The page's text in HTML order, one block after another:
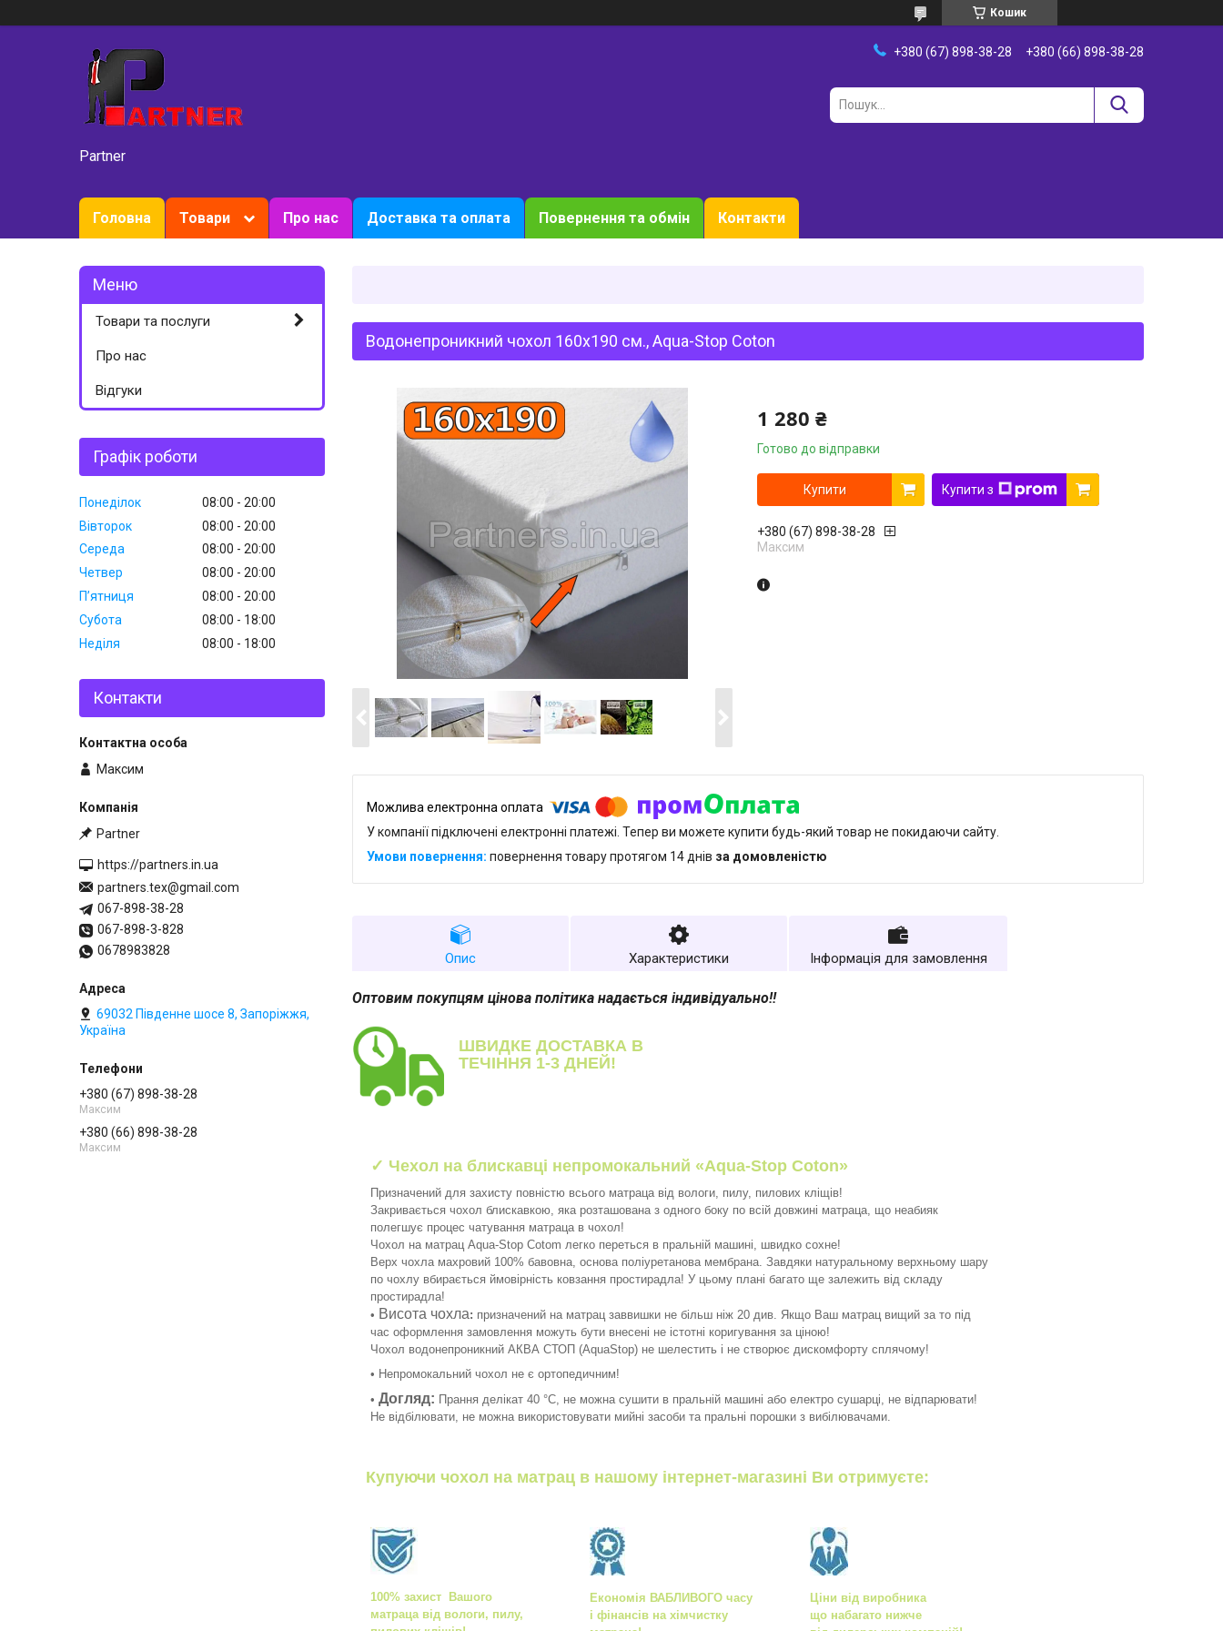
Кошик
Partner
+380 (67) 898-38-28 +380 (66) 898-38-28
Головна Товари Про нас Доставка та оплата Повернення та обмін Контакти
Водонепроникний чохол 160х190 см., Aqua-Stop Coton
1 280 ₴
Готово до відправки
Купити Купити з
+380 (67) 898-38-28
Максим
У компанії підключені електронні платежі. Тепер ви можете купити будь-який товар не покидаючи сайту.
повернення товару протягом 14 днів за домовленістю
Опис Характеристики Інформація для замовлення
Оптовим покупцям цінова політика надається індивідуально!!
ШВИДКЕ ДОСТАВКА В
ТЕЧІННЯ 1-3 ДНЕЙ!
✓ Чехол на блискавці непромокальний «Aqua-Stop Coton»
Призначений для захисту повністю всього матраца від вологи, пилу, пилових кліщів!
Закривається чохол блискавкою, яка розташована з одного боку по всій довжині матраца, що неабияк
полегшує процес чатування матраца в чохол!
Чохол на матрац Aqua-Stop Cotom легко переться в пральній машині, швидко сохне!
Верх чохла махровий 100% бавовна, основа поліуретанова мембрана. Завдяки натуральному верхньому шару
по чохлу вбирається ймовірність ковзання простирадла! У цьому плані багато ще залежить від складу
простирадла!
• Висота чохла: призначений на матрац заввишки не більш ніж 20 див. Якщо Ваш матрац вищий за то під
час оформлення замовлення можуть бути внесені не істотні коригування за ціною!
Чохол водонепроникний АКВА СТОП (AquaStop) не шелестить і не створює дискомфорту сплячому!
• Непромокальний чохол не є ортопедичним!
• Догляд: Прання делікат 40 °C, не можна сушити в пральній машині або електро сушарці, не відпарювати!
Не відбілювати, не можна використовувати мийні засоби та пральні порошки з вибілювачами.
Купуючи чохол на матрац в нашому інтернет-магазині Ви отримуєте:
100% захист Вашого
матраца від вологи, пилу,
Економія ВАБЛИВОГО часу
і фінансів на хімчистку
Ціни від виробника
що набагато нижче
Товари та послуги
Про нас
Вiдгуки
Графік роботи
Понеділок 08:00
20:00
Вівторок
08:00
20:00
Середа
08:00
20:00
Четвер
08:00
20:00
Пʼятниця
08:00
20:00
Субота
08:00
18:00
Неділя
08:00 18:00
Контакти
Максим
Partner
https://partners.in.ua
partners.tex@gmail.com
067-898-38-28
067-898-3-828
0678983828
69032 Південне шосе 8, Запоріжжя,
Україна
+380 (67) 898-38-28
Максим
+380 (66) 898-38-28
Максим